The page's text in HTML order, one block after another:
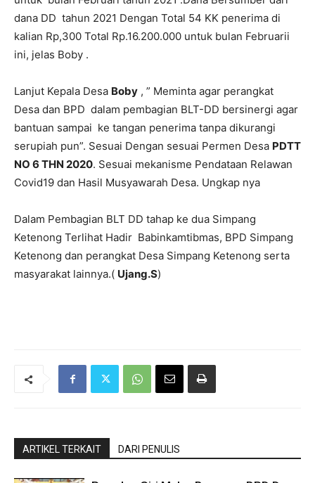
dana DD tahun 2021 Dengan Total 54 KK penerima di
kalian Rp,300 Total Rp.16.200.000 untuk bulan Februarii
ini, jelas Boby .
Lanjut Kepala Desa Boby , ” Meminta agar perangkat
Desa dan BPD dalam pembagian BLT-DD bersinergi agar
bantuan sampai ke tangan penerima tanpa dikurangi
serupiah pun”. Sesuai Dengan sesuai Permen Desa PDTT
NO 6 THN 2020. Sesuai mekanisme Pendataan Relawan
Covid19 dan Hasil Musyawarah Desa. Ungkap nya
Dalam Pembagian BLT DD tahap ke dua Simpang
Ketenong Terlihat Hadir Babinkamtibmas, BPD Simpang
Ketenong dan perangkat Desa Simpang Ketenong serta
masyarakat lainnya.( Ujang.S)
ARTIKEL TERKAIT DARI PENULIS